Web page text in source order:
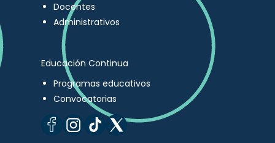
Docentes
Administrativos
Educación Continua
Programas educativos
Convocatorias